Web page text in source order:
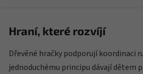
Hraní, které rozvíjí
Dřevěné hračky podporují koordinaci
jednoduchému principu dávají